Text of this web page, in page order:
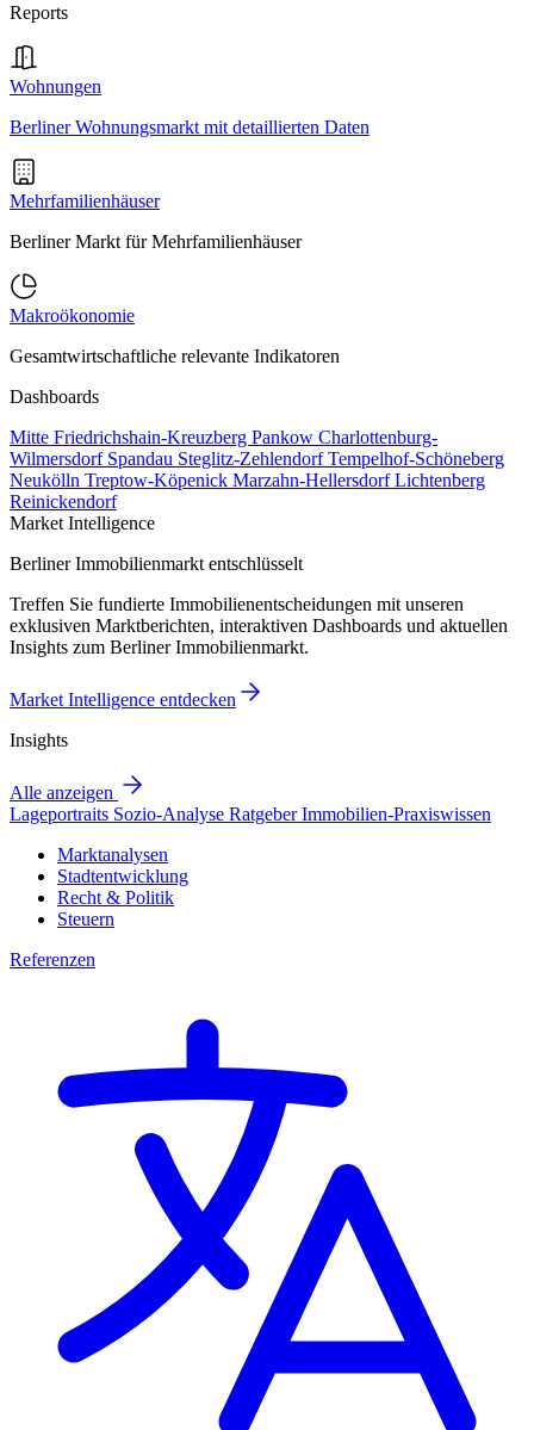
Reports
Wohnungen
Berliner Wohnungsmarkt mit detaillierten Daten
Mehrfamilienhäuser
Berliner Markt für Mehrfamilienhäuser
Makroökonomie
Gesamtwirtschaftliche relevante Indikatoren
Dashboards
Mitte Friedrichshain-Kreuzberg Pankow Charlottenburg-
Wilmersdorf Spandau Steglitz-ZehlendorfTempelhof-Schöneberg
Neukölln Treptow-Köpenick Marzahn-HellersdorfLichtenberg
Reinickendorf
Market Intelligence
Berliner Immobilienmarkt entschlüsselt
Treffen Sie fundierte Immobilienentscheidungen mit unseren
exklusiven Marktberichten, interaktiven Dashboards und aktuellen
Insights zum Berliner Immobilienmarkt.
Market Intelligence entdecken
Insights
Alle anzeigen
Lageportraits Sozio-Analyse RatgeberImmobilien-Praxiswissen
Marktanalysen
Stadtentwicklung
Recht & Politik
Steuern
Referenzen